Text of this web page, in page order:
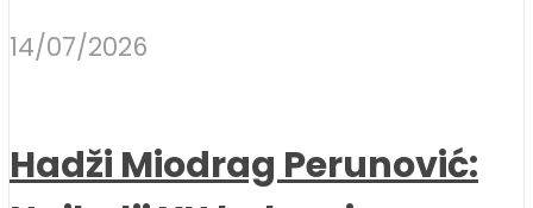
14/07/2026
Hadži Miodrag Perunović: